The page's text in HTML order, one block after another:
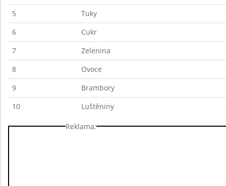
5
Tuky
6
Cukr
7
Zelenina
8
Ovoce
9
Brambory
10
Luštěniny
Reklama: